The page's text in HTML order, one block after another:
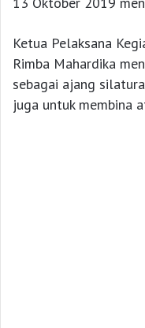
Ketua Pelaksana
Rimba Mahardika
sebagai ajang
juga untuk membina